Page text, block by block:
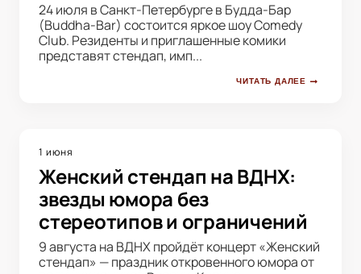
24 июля в Санкт-Петербурге в Будда-Бар
(Buddha-Bar) состоится яркое шоу Comedy
Club. Резиденты и приглашенные комики
представят стендап, имп...
ЧИТАТЬ ДАЛЕЕ
1 июня
Женский стендап на ВДНХ:
звезды юмора без
стереотипов и ограничений
9 августа на ВДНХ пройдёт концерт «Женский
стендап» — праздник откровенного юмора от